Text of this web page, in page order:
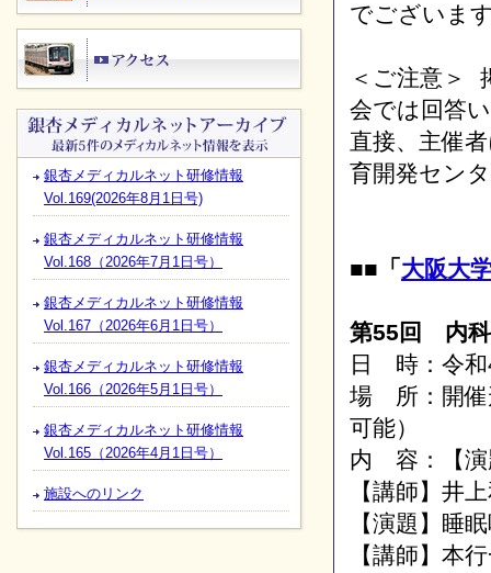
銀杏メディカルネット研修情報
Vol.169(2026年8月1日号)
銀杏メディカルネット研修情報
Vol.168（2026年7月1日号）
銀杏メディカルネット研修情報
Vol.167（2026年6月1日号）
銀杏メディカルネット研修情報
Vol.166（2026年5月1日号）
銀杏メディカルネット研修情報
Vol.165（2026年4月1日号）
施設へのリンク
でございま
＜ご注意＞
会では回答
直接、主催
育開発セン
■■「 大阪大
第55回 内科
日 時：令和
場 所：開催
可能）
内 容：【演
【講師】井
【演題】睡
【講師】本